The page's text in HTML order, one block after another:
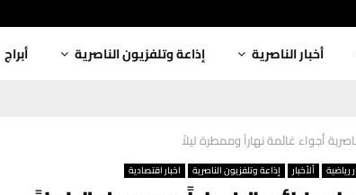
أخبار الناصرية إذاعة وتلفزيون الناصرية أبراج
أجواء غائمة نهاراً وممطرة ليلاً
رياضية ألأخبار إذاعة وتلفزيون الناصرية اخبار اقتصادية